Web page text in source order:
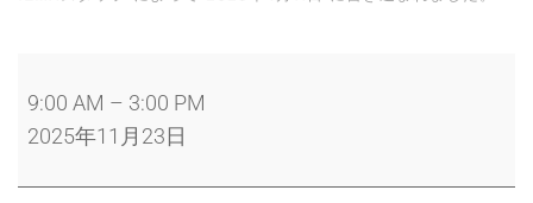
幌】
AHA
9:00 AM – 3:00 PM
2025年11月23日